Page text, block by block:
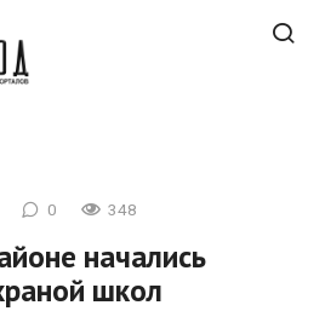
0 348
начались
школ